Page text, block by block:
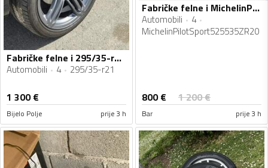
Fabričke felne i 295/35-r21 gume
Automobili 4 295/35-r21
1 300€
Bijelo Polje prije 3 h
Fabričke felne i MichelinPilotSport525535ZR20 gume
Automobili
4
MichelinPilotSport525535ZR20
800€ 1 200€
Bar prije 3 h